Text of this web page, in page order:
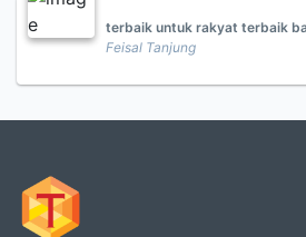
terbaik untuk rakyat terbaik
Feisal Tanjung